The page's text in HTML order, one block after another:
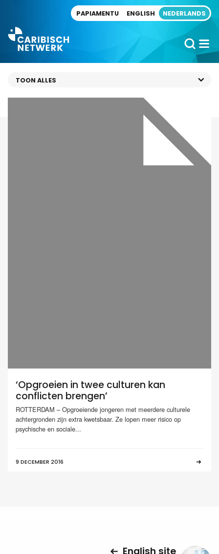
PAPIAMENTU ENGLISH NEDERLANDS
‘Opgroeien in twee culturen kan
conflicten brengen’
ROTTERDAM – Opgroeiende jongeren met meerdere culturele
achtergronden zijn extra kwetsbaar. Ze lopen meer risico op
psychische en sociale...
9 DECEMBER 2016